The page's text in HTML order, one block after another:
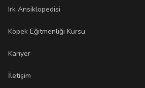
Irk Ansiklopedisi
Köpek Eğitmenliği Kursu
Kariyer
İletişim